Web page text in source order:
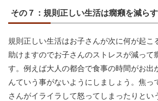
その７：規則正しい生活は癇癪を減らす
規則正しい生活はお子さんが次に何が起こ
助けますのでお子さんのストレスが減って
す。例えば大人の都合で食事の時間がお出
んていう事がないようにしましょう。焦っ
さんがイライラして怒ってしまったりとい